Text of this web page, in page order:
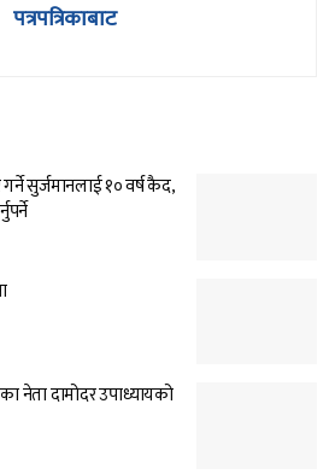
पत्रपत्रिकाबाट
सुर्जमानलाई १० वर्ष कैद,
नेता दामोदर उपाध्यायको